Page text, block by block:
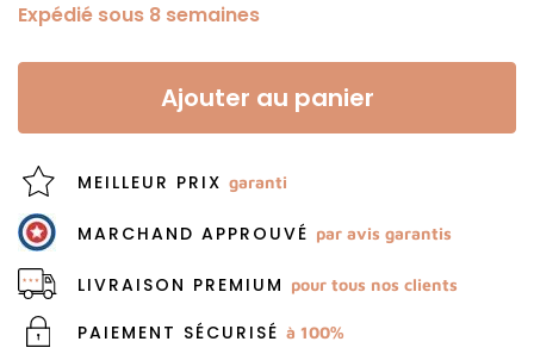
Expédié sous 8 semaines
Ajouter au panier
MEILLEUR PRIX garanti
MARCHAND APPROUVÉ par avis garantis
LIVRAISON PREMIUM pour tous nos clients
PAIEMENT SÉCURISÉ à 100%